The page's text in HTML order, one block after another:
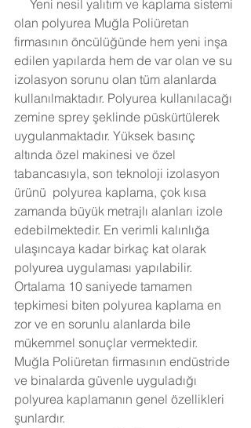
olan polyurea Muğla Poliüretan
firmasının öncülüğünde hem yeni inşa
edilen yapılarda hem de var olan ve su
izolasyon sorunu olan tüm alanlarda
kullanılmaktadır. Polyurea kullanılacağı
zemine sprey şeklinde püskürtülerek
uygulanmaktadır. Yüksek basınç
altında özel makinesi ve özel
tabancasıyla, son teknoloji izolasyon
ürünü  polyurea kaplama, çok kısa
zamanda büyük metrajlı alanları izole
edebilmektedir. En verimli kalınlığa
ulaşıncaya kadar birkaç kat olarak
polyurea uygulaması yapılabilir.
Ortalama 10 saniyede tamamen
tepkimesi biten polyurea kaplama en
zor ve en sorunlu alanlarda bile
mükemmel sonuçlar vermektedir.
Muğla Poliüretan firmasının endüstride
ve binalarda güvenle uyguladığı
polyurea kaplamanın genel özellikleri
şunlardır.